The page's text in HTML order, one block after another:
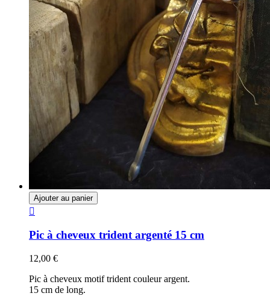
Ajouter au panier

Pic à cheveux trident argenté 15 cm
12,00 €
Pic à cheveux motif trident couleur argent.
15 cm de long.